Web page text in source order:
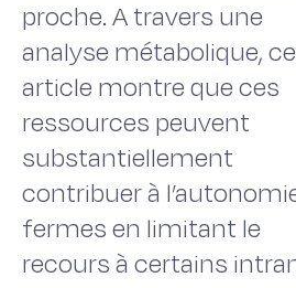
proche. A travers une
analyse métabolique,
article montre que ces
ressources peuvent
substantiellement
contribuer à
fermes en limitant le
recours à certains